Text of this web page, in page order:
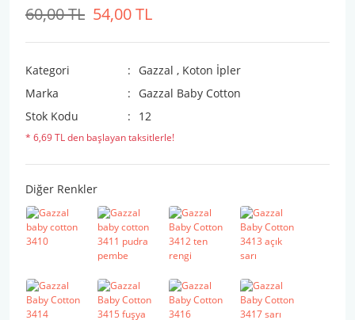
54,00 TL
60,00 TL
Kategori Gazzal , Koton İpler
Marka
Gazzal Baby Cotton
Stok Kodu
12
* 6,69 TL den başlayan taksitlerle!
Diğer Renkler